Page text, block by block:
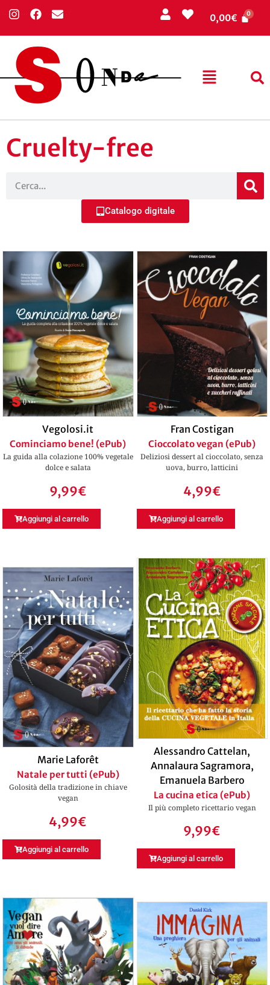
0,00€
Cruelty-free
Catalogo digitale
Vegolosi.it
Cominciamo bene! (ePub)
La guida alla colazione 100% vegetale
dolce e salata
9,99€
Aggiungi al carrello
Fran Costigan
Cioccolato vegan (ePub)
Deliziosi dessert al cioccolato, senza
uova, burro, latticini
4,99€
Aggiungi al carrello
Marie Laforêt
Natale per tutti (ePub)
Golosità della tradizione in chiave
vegan
4,99€
Aggiungi al carrello
Alessandro Cattelan,
Annalaura Sagramora,
Emanuela Barbero
La cucina etica (ePub)
Il più completo ricettario vegan
9,99€
Aggiungi al carrello